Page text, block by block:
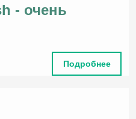
- очень
Подробнее